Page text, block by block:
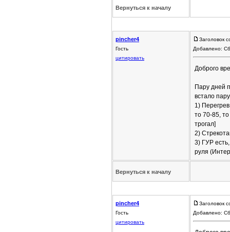
Вернуться к началу
pincher4
Гость
цитировать
Заголовок
Добавлено:
Доброго
Пару дней
встало
1)
то 70-85,
трогал]
2)
3) ГУР
руля
Вернуться к началу
pincher4
Гость
цитировать
Заголовок
Добавлено: